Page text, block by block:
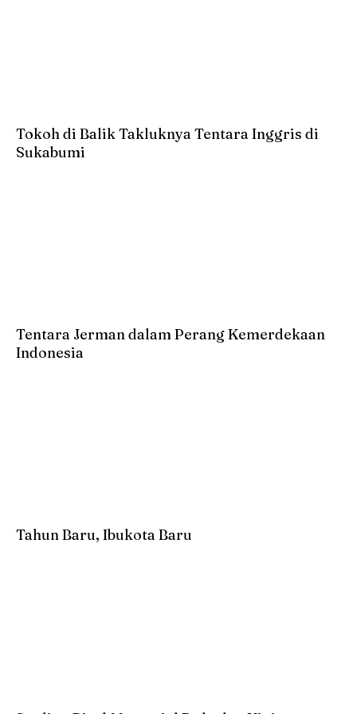
Tokoh di Balik Takluknya Tentara Inggris di
Sukabumi
Tentara Jerman dalam Perang Kemerdekaan
Indonesia
Tahun Baru, Ibukota Baru